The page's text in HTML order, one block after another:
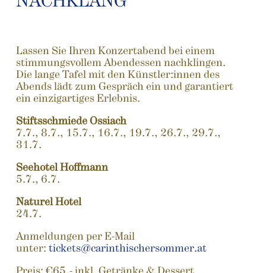
Lassen Sie Ihren Konzertabend bei einem
stimmungsvollem Abendessen nachklingen.
Die lange Tafel mit den Künstler:innen des
Abends lädt zum Gespräch ein und garantiert
ein einzigartiges Erlebnis.
Stiftsschmiede Ossiach
7.7., 8.7., 15.7., 16.7., 19.7., 26.7., 29.7.,
31.7.
Seehotel Hoffmann
5.7., 6.7.
Naturel Hotel
24.7.
Anmeldungen per E-Mail
unter: tickets@carinthischersommer.at